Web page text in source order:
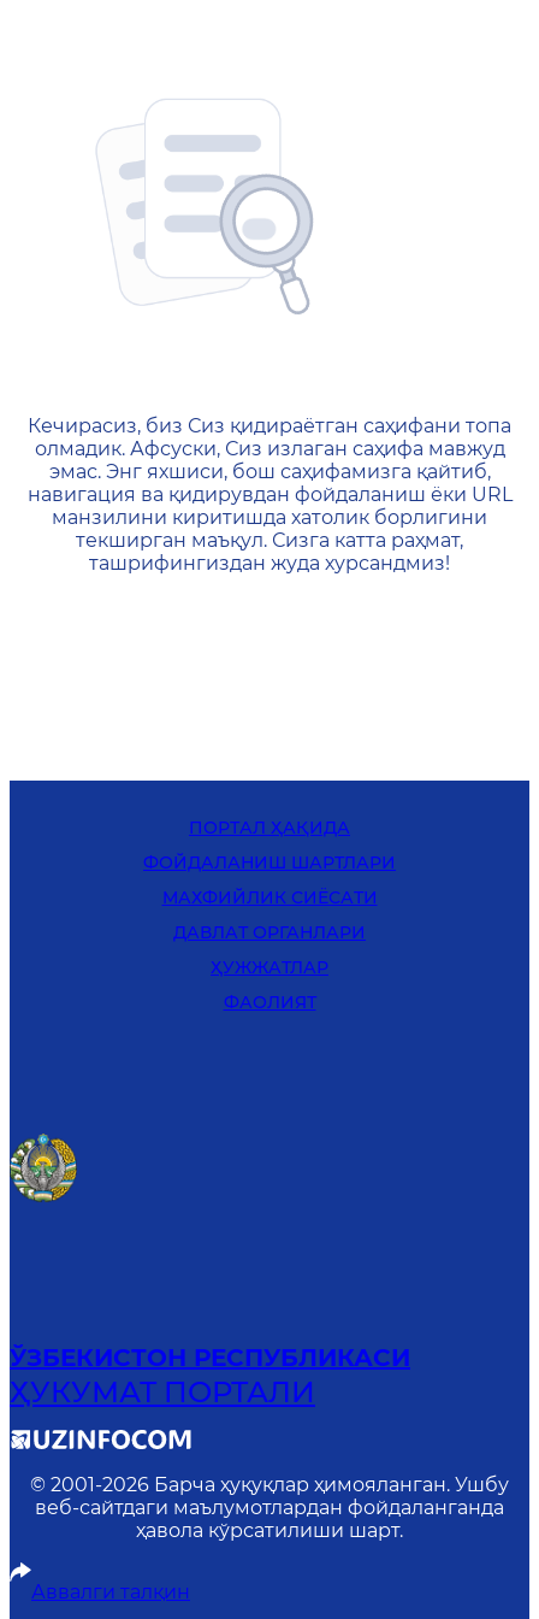
404 — Страница не
Кечирасиз, биз Сиз қидираётган саҳифани топа
олмадик. Афсуски, Сиз излаган саҳифа мавжуд
эмас. Энг яхшиси, бош саҳифамизга қайтиб,
навигация ва қидирувдан фойдаланиш ёки URL
манзилини киритишда хатолик борлигини
текширган маъқул. Сизга катта раҳмат,
ташрифингиздан жуда хурсандмиз!
ПОРТАЛ ҲАҚИДА
ФОЙДАЛАНИШ ШАРТЛАРИ
MАХФИЙЛИК СИЁСАТИ
ДАВЛАТ ОРГАНЛАРИ
ҲУЖЖАТЛАР
ФАОЛИЯТ
ЎЗБЕКИСТОН РЕСПУБЛИКАСИ
ҲУКУМАТ ПОРТАЛИ
© 2001-2026 Барча ҳуқуқлар ҳимояланган. Ушбу
веб-сайтдаги маълумотлардан фойдаланганда
ҳавола кўрсатилиши шарт.
Аввалги талқин